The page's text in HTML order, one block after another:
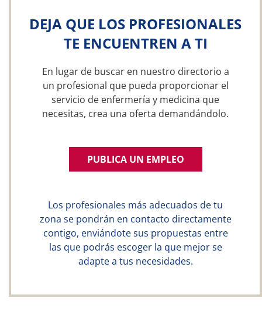
DEJA QUE LOS PROFESIONALES
TE ENCUENTREN A TI
En lugar de buscar en nuestro directorio a
un profesional que pueda proporcionar el
servicio de enfermería y medicina que
necesitas, crea una oferta demandándolo.
PUBLICA UN EMPLEO
Los profesionales más adecuados de tu
zona se pondrán en contacto directamente
contigo, enviándote sus propuestas entre
las que podrás escoger la que mejor se
adapte a tus necesidades.